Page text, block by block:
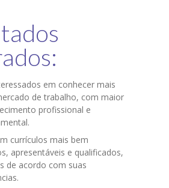
em conhecer mais
de trabalho, com maior
profissional e
currículos mais bem
apresentáveis e qualificados,
de acordo com suas